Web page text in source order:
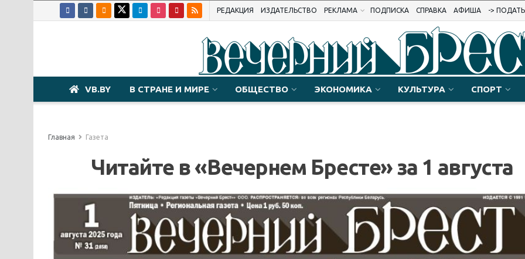
РЕДАКЦИЯ ИЗДАТЕЛЬСТВО РЕКЛАМА ПОДПИСКА СПРАВКА АФИША ->
VB.BY В СТРАНЕ И МИРЕ ОБЩЕСТВО ЭКОНОМИКА КУЛЬТУРА СПОРТ
Главная Газета
Читайте в «Вечернем Бресте» за 1 августа